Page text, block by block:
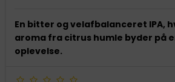
En bitter og velafbalanceret IPA,
aroma fra citrus humle byder på
oplevelse.